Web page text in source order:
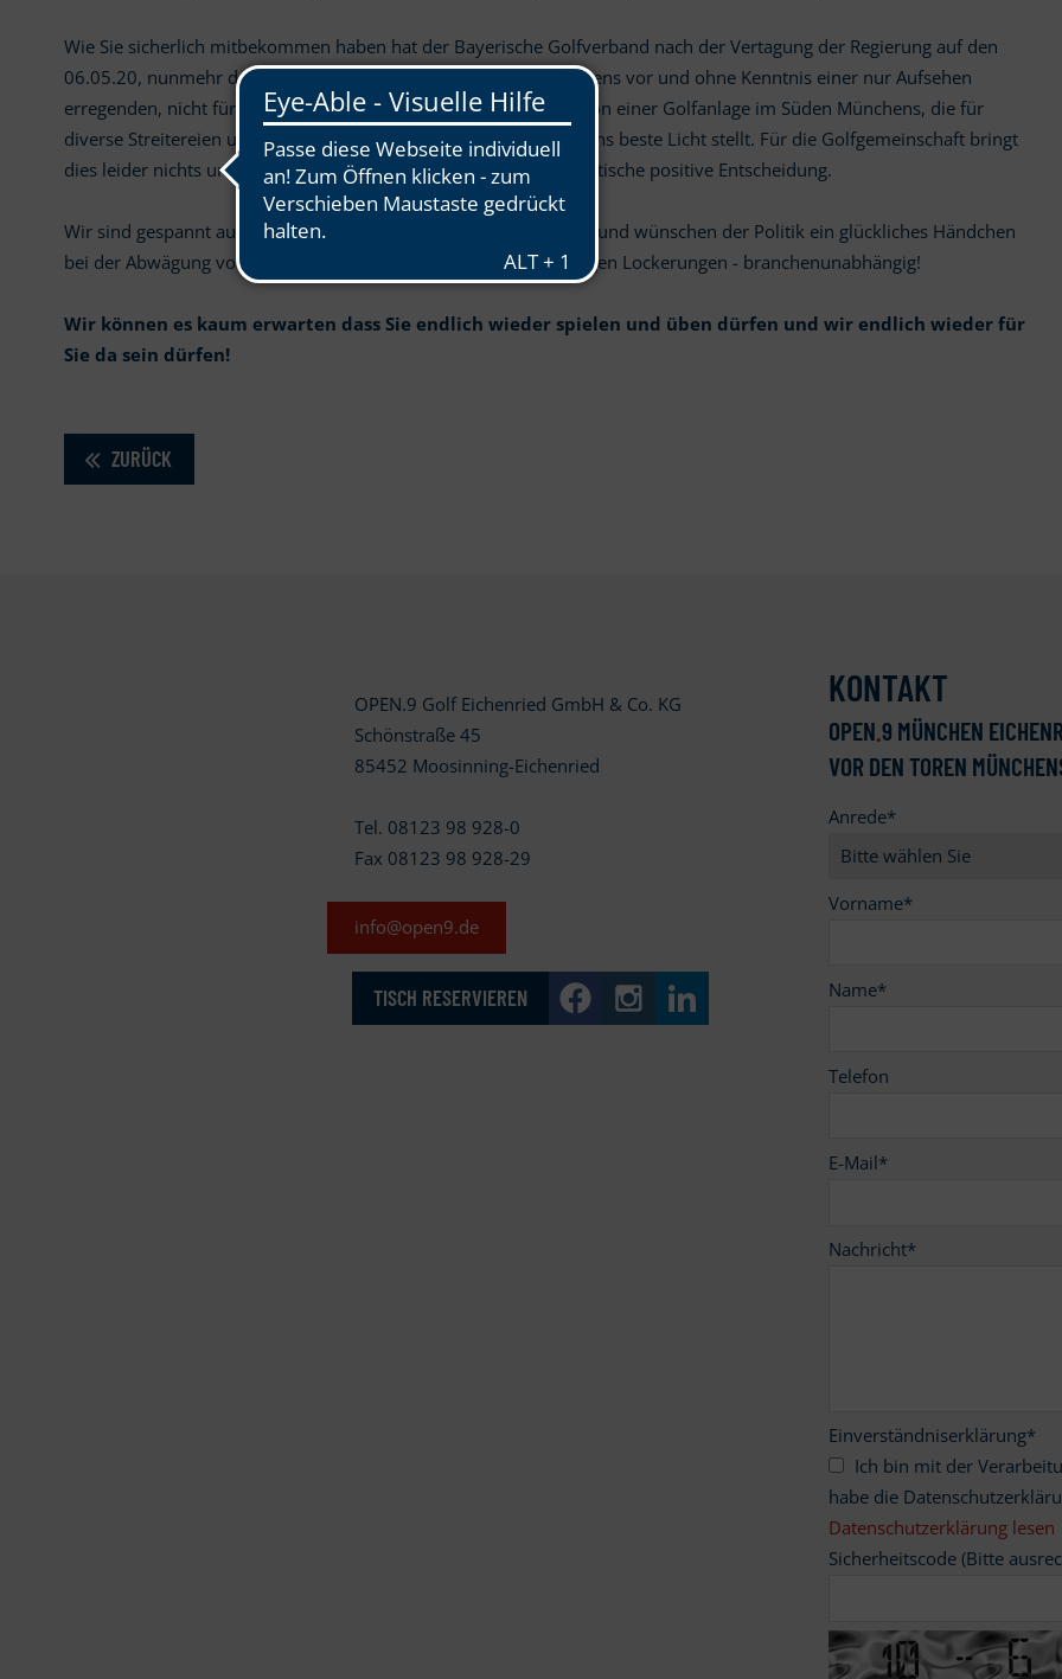
Wie Sie sicherlich mitbekommen haben hat der Bayerische Golfverband nach der Vertagung der Regierung auf den
06.05.20, nunmehr den Rechtsstaat um Hilfe gebeten. Dies übrigens vor und ohne Kenntnis einer nur Aufsehen
erregenden, nicht für den Golfsport allgemein zielführenden Aktion einer Golfanlage im Süden Münchens, die für
diverse Streitereien und Klagen bekannt ist und Golf damit nicht ins beste Licht stellt. Für die Golfgemeinschaft bringt
dies leider nichts und beschleunigt auch nicht eine schnellere politische positive Entscheidung.
Wir sind gespannt auf die Minister-Pressekonferenz am 06.05.20 und wünschen der Politik ein glückliches Händchen
bei der Abwägung von verhältnismäßigen und unverhältnismäßigen Lockerungen - branchenunabhängig!
Wir können es kaum erwarten dass Sie endlich wieder spielen und üben dürfen und wir endlich wieder für
Sie da sein dürfen!
ZURÜCK
OPEN.9 Golf Eichenried GmbH & Co. KG
Schönstraße 45
85452 Moosinning-Eichenried
Tel. 08123 98 928-0
Fax 08123 98 928-29
info@open9.de
TISCH RESERVIEREN
KONTAKT
OPEN.9 MÜNCHEN
VOR DEN TOREN
Anrede*
Vorname*
Name*
Telefon
E-Mail*
Nachricht*
Einverständniserklärung*
habe die
Datenschutzerklärung lesen
Sicherheitscode (Bitte